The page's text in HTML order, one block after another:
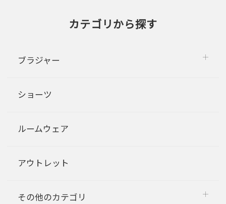
カテゴリから探す
ブラジャー
ショーツ
ルームウェア
アウトレット
その他のカテゴリ